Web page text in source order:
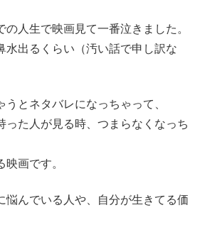
の人生で映画見て一番泣きました。
水出るくらい（汚い話で申し訳な
とネタバレになっちゃって、
った人が見る時、つまらなくなっち
画です。
悩んでいる人や、自分が生きてる価